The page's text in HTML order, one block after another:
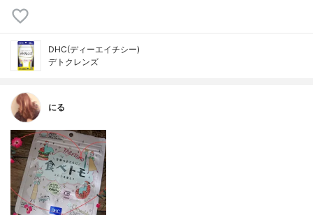
DHC(ディーエイチシー)
デトクレンズ
にる